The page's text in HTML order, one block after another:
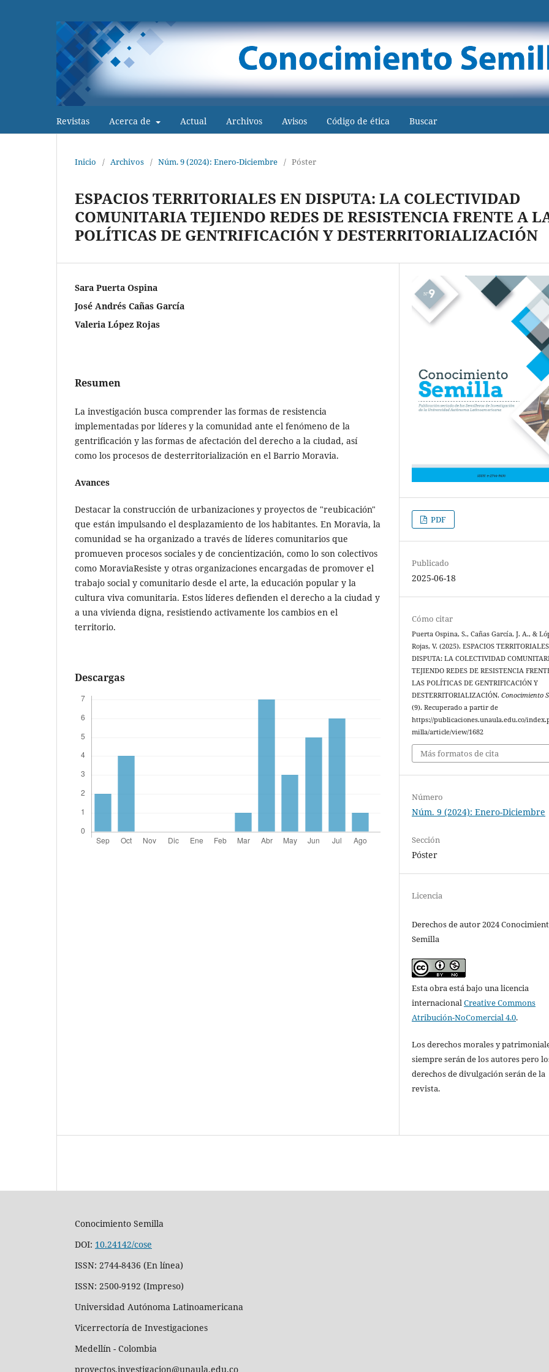
Revistas Acerca de Actual Archivos Avisos Código de ética Buscar
Inicio / Archivos / Núm. 9 (2024): Enero-Diciembre / Póster
ESPACIOS TERRITORIALES EN DISPUTA: LA COLECTIVIDAD
COMUNITARIA TEJIENDO REDES DE RESISTENCIA FRENTE A
POLÍTICAS DE GENTRIFICACIÓN Y DESTERRITORIALIZACIÓN
Sara Puerta Ospina
José Andrés Cañas García
Valeria López Rojas
Resumen
La investigación busca comprender las formas de resistencia
implementadas por líderes y la comunidad ante el fenómeno de la
gentrificación y las formas de afectación del derecho a la ciudad, así
como los procesos de desterritorialización en el Barrio Moravia.
Avances
Destacar la construcción de urbanizaciones y proyectos de "reubicación"
que están impulsando el desplazamiento de los habitantes. En Moravia, la
comunidad se ha organizado a través de líderes comunitarios que
promueven procesos sociales y de concientización, como lo son colectivos
como MoraviaResiste y otras organizaciones encargadas de promover el
trabajo social y comunitario desde el arte, la educación popular y la
cultura viva comunitaria. Estos líderes defienden el derecho a la ciudad y
a una vivienda digna, resistiendo activamente los cambios en el
territorio.
Descargas
PDF
Publicado
2025-06-18
Cómo citar
Puerta Ospina, S., Cañas García, J. A., &
Rojas, V. (2025). ESPACIOS
DISPUTA: LA COLECTIVIDAD
TEJIENDO REDES DE RESISTENCIA
LAS POLÍTICAS DE GENTRIFICACIÓN Y
DESTERRITORIALIZACIÓN.Conocimiento
(9). Recuperado a partir de
https://publicaciones.unaula.edu.co/
milla/article/view/1682
Más formatos de cita
Número
Núm. 9 (2024): Enero-Diciembre
Sección
Póster
Licencia
Derechos de autor 2024
Semilla
Esta obra está bajo una licencia
internacionalCreative Commons
Atribución-NoComercial 4.0.
Los derechos morales y
siempre serán de los autores pero
derechos de divulgación serán de la
revista.
Conocimiento Semilla
DOI: 10.24142/cose
ISSN: 2744-8436 (En línea)
ISSN: 2500-9192 (Impreso)
Universidad Autónoma Latinoamericana
Vicerrectoría de Investigaciones
Medellín - Colombia
proyectos.investigacion@unaula.edu.co